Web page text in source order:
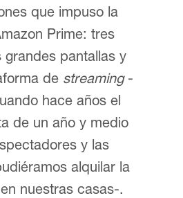
que impuso la
Prime: tres
grandes pantallas y
de streaming-
hace años el
de un año y medio
y las
alquilar la
nuestras casas-.